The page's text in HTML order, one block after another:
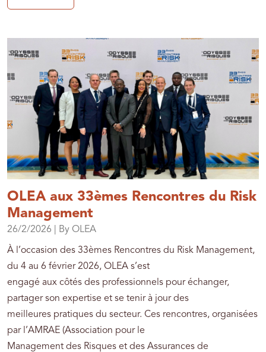
OLEA aux 33èmes Rencontres du Risk
Management
26/2/2026 | By OLEA
À l’occasion des 33èmes Rencontres du Risk Management,
du 4 au 6 février 2026, OLEA s’est
engagé aux côtés des professionnels pour échanger,
partager son expertise et se tenir à jour des
meilleures pratiques du secteur. Ces rencontres, organisées
par l’AMRAE (Association pour le
Management des Risques et des Assurances de